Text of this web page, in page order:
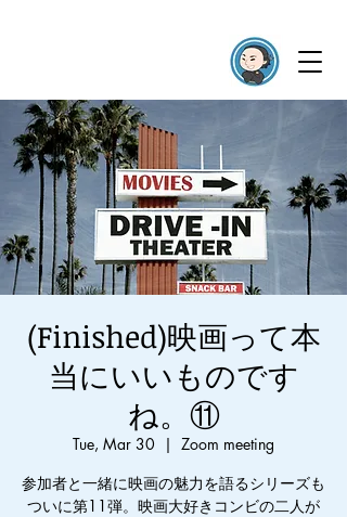
(Finished)映画って本
当にいいものです
ね。⑪
Tue, Mar 30
  |
Zoom meeting
参加者と一緒に映画の魅力を語るシリーズも
ついに第11弾。映画大好きコンビの二人が